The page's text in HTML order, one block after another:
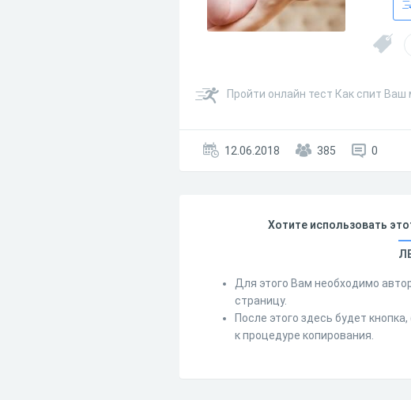
Пройти онлайн тест Как спит
12.06.2018 385 0
Хотите использовать
Для этого Вам необходимо
страницу.
После этого здесь будет
к процедуре копирования.